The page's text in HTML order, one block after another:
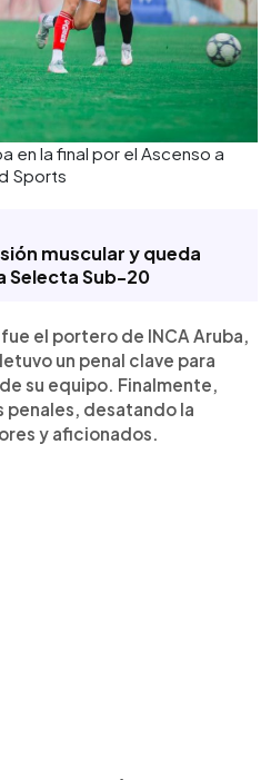
en la final por el Ascenso a
Sports
muscular y queda
Selecta Sub-20
el portero de INCA Aruba,
un penal clave para
su equipo. Finalmente,
penales, desatando la
y aficionados.